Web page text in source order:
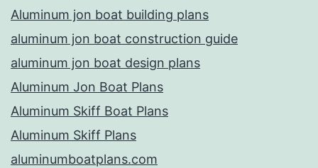
Aluminum jon boat building plans
aluminum jon boat construction guide
aluminum jon boat design plans
Aluminum Jon Boat Plans
Aluminum Skiff Boat Plans
Aluminum Skiff Plans
aluminumboatplans.com